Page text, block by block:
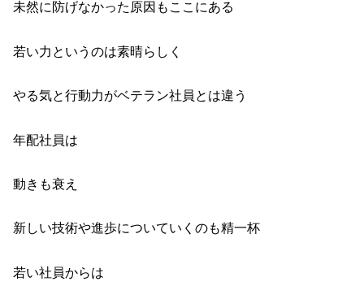
未然に防げなかった原因もここにある
若い力というのは素晴らしく
やる気と行動力がベテラン社員とは違う
年配社員は
動きも衰え
新しい技術や進歩についていくのも精一杯
若い社員からは